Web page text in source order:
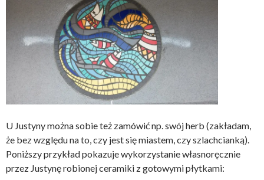
U Justyny można sobie też zamówić np. swój herb (zakładam,
że bez względu na to, czy jest się miastem, czy szlachcianką).
Poniższy przykład pokazuje wykorzystanie własnoręcznie
przez Justynę robionej ceramiki z gotowymi płytkami: